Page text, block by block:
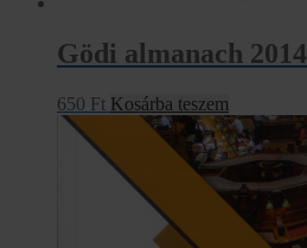
Gödi almanach 2014
650 Ft Kosárba teszem